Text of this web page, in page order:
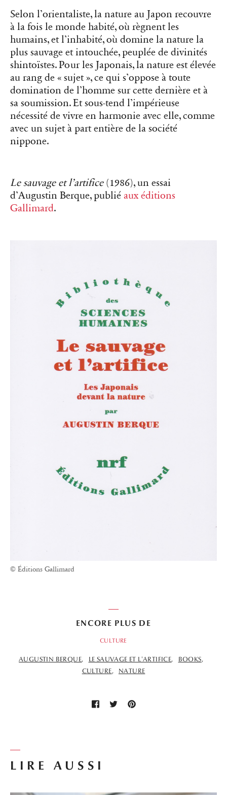
Selon l’orientaliste, la nature au Japon recouvre
à la fois le monde habité, où règnent les
humains, et l’inhabité, où domine la nature la
plus sauvage et intouchée, peuplée de divinités
shintoïstes. Pour les Japonais, la nature est élevée
au rang de « sujet », ce qui s’oppose à toute
domination de l’homme sur cette dernière et à
sa soumission. Et sous-tend l’impérieuse
nécessité de vivre en harmonie avec elle, comme
avec un sujet à part entière de la société
nippone.
Le sauvage et l’artifice(1986), un essai
d’Augustin Berque, publié aux éditions
Gallimard.
© Éditions Gallimard
LIRE AUSSI
ENCORE PLUS DE
CULTURE
AUGUSTIN BERQUE LE SAUVAGE ET L'ARTIFICE
BOOKS
CULTURE
NATURE